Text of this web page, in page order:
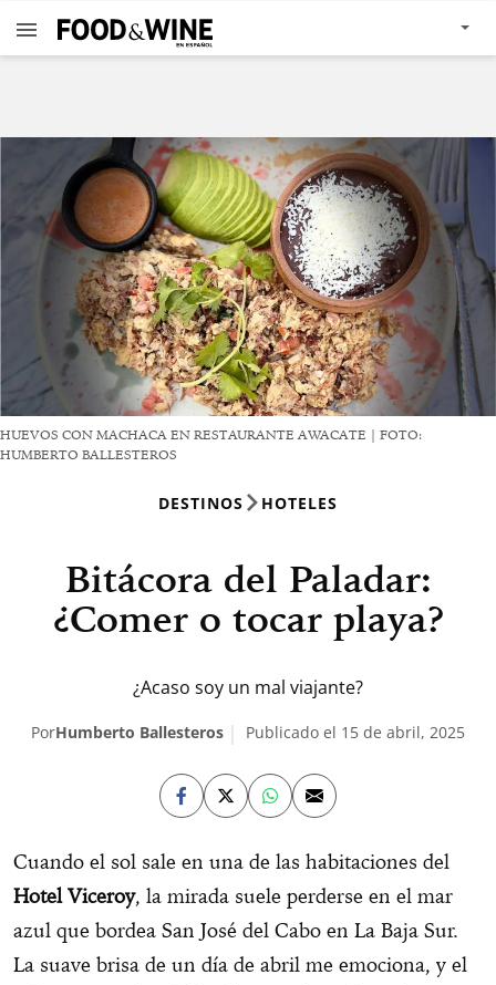
HUEVOS CON MACHACA EN RESTAURANTE AWACATE | FOTO:
HUMBERTO BALLESTEROS
DESTINOS HOTELES
Bitácora del Paladar:
¿Comer o tocar playa?
¿Acaso soy un mal viajante?
PorHumberto Ballesteros Publicado el 15 de abril, 2025
Cuando el sol sale en una de las habitaciones del
Hotel Viceroy, la mirada suele perderse en el mar
azul que bordea San José del Cabo en La Baja Sur.
La suave brisa de un día de abril me emociona, y el